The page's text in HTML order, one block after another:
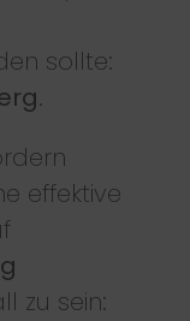
sollte:
.
effektive
zu sein: